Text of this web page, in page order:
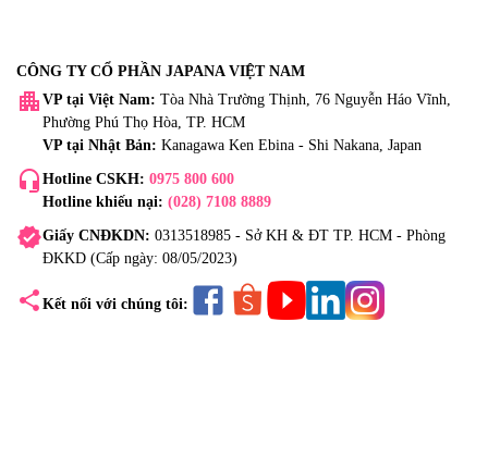
CÔNG TY CỔ PHẦN JAPANA VIỆT NAM
apartment VP tại Việt Nam: Tòa Nhà Trường Thịnh, 76 Nguyễn Háo Vĩnh,
Phường Phú Thọ Hòa, TP. HCM
VP tại Nhật Bản: Kanagawa Ken Ebina - Shi Nakana, Japan
headset_mic Hotline CSKH: 0975 800 600
Hotline khiếu nại: (028) 7108 8889
verifiedGiấy CNĐKDN: 0313518985 - Sở KH & ĐT TP. HCM - Phòng
ĐKKD (Cấp ngày: 08/05/2023)
share Kết nối với chúng tôi: